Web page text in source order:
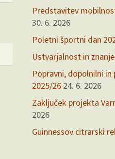
Predstavitev
30. 6. 2026
Poletni športni dan
Ustvarjalnost in
Popravni, dopolnilni
2025/26 24. 6. 2026
Zaključek projekta
2026
Guinnessov citrarski